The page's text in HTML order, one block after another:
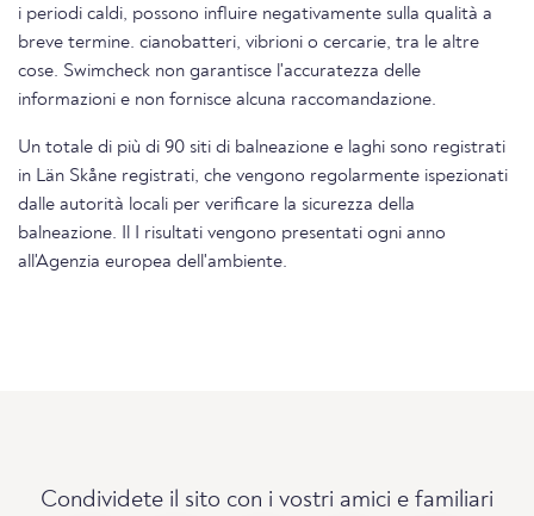
i periodi caldi, possono influire negativamente sulla qualità a
breve termine. cianobatteri, vibrioni o cercarie, tra le altre
cose. Swimcheck non garantisce l'accuratezza delle
informazioni e non fornisce alcuna raccomandazione.
Un totale di più di 90 siti di balneazione e laghi sono registrati
in Län Skåne registrati, che vengono regolarmente ispezionati
dalle autorità locali per verificare la sicurezza della
balneazione. Il I risultati vengono presentati ogni anno
all'Agenzia europea dell'ambiente.
Condividete il sito con i vostri amici e familiari